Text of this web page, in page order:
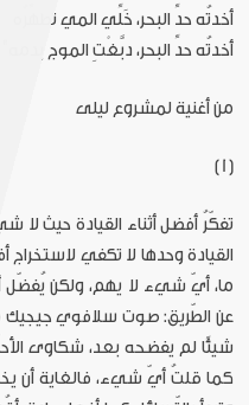
أخدتُه حدِّ البحر، خَلِّي المي تطهِّرُه
أخدتُه حدِّ البحر، دبَّغْتِ الموج بدمه"
من أغنية لمشروع ليلى
(1)
تفكّرُ أفضل أثناء القيادة حيث لا
القيادة وحدها لا تكفي لاستخراج
ما، أيّ شيء لا يهم، ولكن يُفضّل
عن الطّريق: صوت سلافوي جيجيك
شيئًا لم يفضحه بعد، شكاوى الأحبّة
كما قلتُ أيّ شيء، فالغاية أن